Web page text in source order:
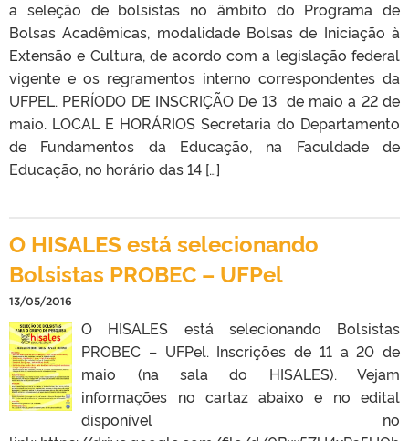
a seleção de bolsistas no âmbito do Programa de
Bolsas Acadêmicas, modalidade Bolsas de Iniciação à
Extensão e Cultura, de acordo com a legislação federal
vigente e os regramentos interno correspondentes da
UFPEL. PERÍODO DE INSCRIÇÃO De 13 de maio a 22 de
maio. LOCAL E HORÁRIOS Secretaria do Departamento
de Fundamentos da Educação, na Faculdade de
Educação, no horário das 14 […]
O HISALES está selecionando
Bolsistas PROBEC – UFPel
13/05/2016
O HISALES está selecionando Bolsistas
PROBEC – UFPel. Inscrições de 11 a 20 de
maio (na sala do HISALES). Vejam
informações no cartaz abaixo e no edital
disponível no